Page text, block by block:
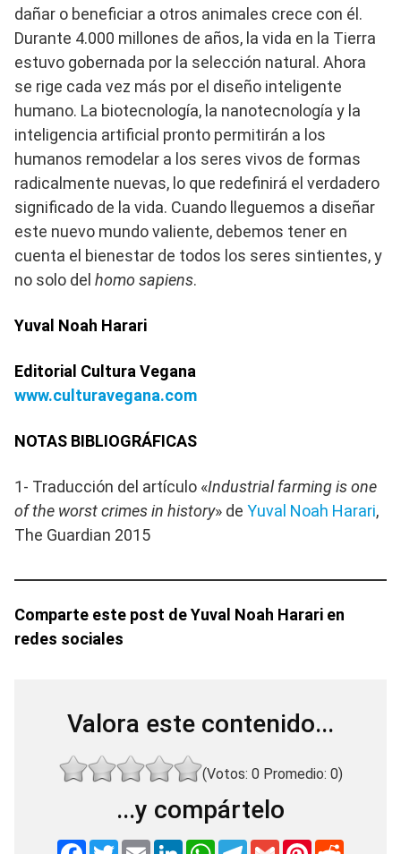
dañar o beneficiar a otros animales crece con él.
Durante 4.000 millones de años, la vida en la Tierra
estuvo gobernada por la selección natural. Ahora
se rige cada vez más por el diseño inteligente
humano. La biotecnología, la nanotecnología y la
inteligencia artificial pronto permitirán a los
humanos remodelar a los seres vivos de formas
radicalmente nuevas, lo que redefinirá el verdadero
significado de la vida. Cuando lleguemos a diseñar
este nuevo mundo valiente, debemos tener en
cuenta el bienestar de todos los seres sintientes, y
no solo del homo sapiens.
Yuval Noah Harari
Editorial Cultura Vegana
www.culturavegana.com
NOTAS BIBLIOGRÁFICAS
1- Traducción del artículo «Industrial farming is one
of the worst crimes in history» de Yuval Noah Harari,
The Guardian 2015
Comparte este post de Yuval Noah Harari en
redes sociales
Valora este contenido...
(Votos: 0Promedio: 0)
...y compártelo
F
T
E
L
W
T
G
P